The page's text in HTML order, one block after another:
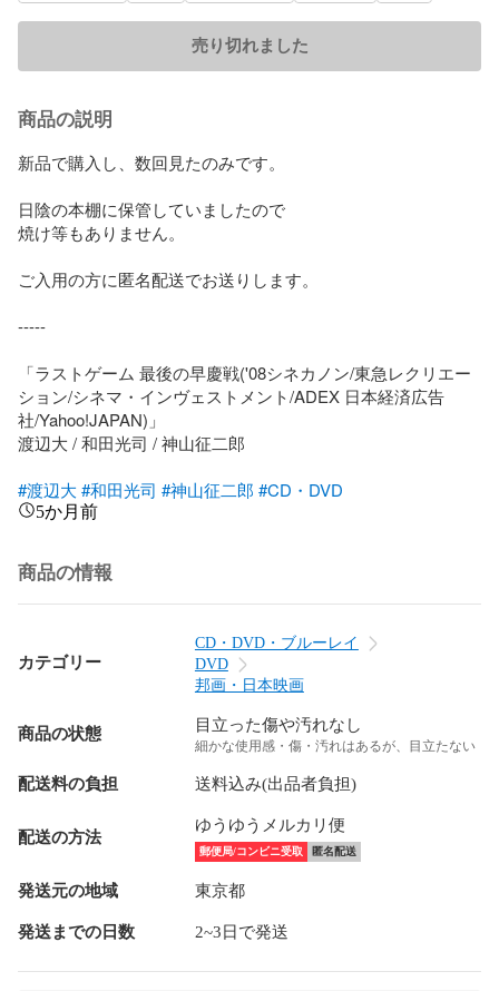
売り切れました
商品の説明
新品で購入し、数回見たのみです。
日陰の本棚に保管していましたので
焼け等もありません。
ご入用の方に匿名配送でお送りします。
-----
「ラストゲーム 最後の早慶戦('08シネカノン/東急レクリエー
ション/シネマ・インヴェストメント/ADEX 日本経済広告
社/Yahoo!JAPAN)」
渡辺大 / 和田光司 / 神山征二郎
#渡辺大#和田光司 #神山征二郎 #CD・DVD
5か月前
商品の情報
カテゴリー
CD・DVD・ブルーレイ
DVD
邦画・日本映画
商品の状態 目立った傷や汚れなし
細かな使用感・傷・汚れはあるが、目立たない
配送料の負担 送料込み(出品者負担)
配送の方法
ゆうゆうメルカリ便
郵便局/コンビニ受取 匿名配送
発送元の地域 東京都
発送までの日数 2~3日で発送